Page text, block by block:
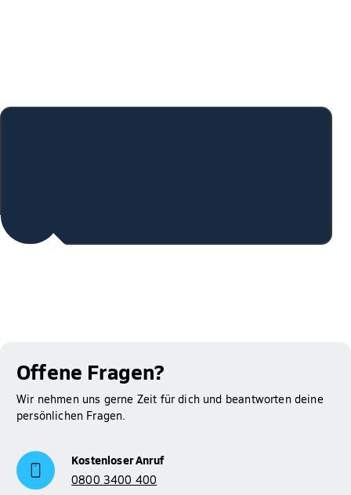
Offene Fragen?
Wir nehmen uns gerne Zeit für dich und beantworten deine
persönlichen Fragen.
Kostenloser Anruf
0800 3400 400